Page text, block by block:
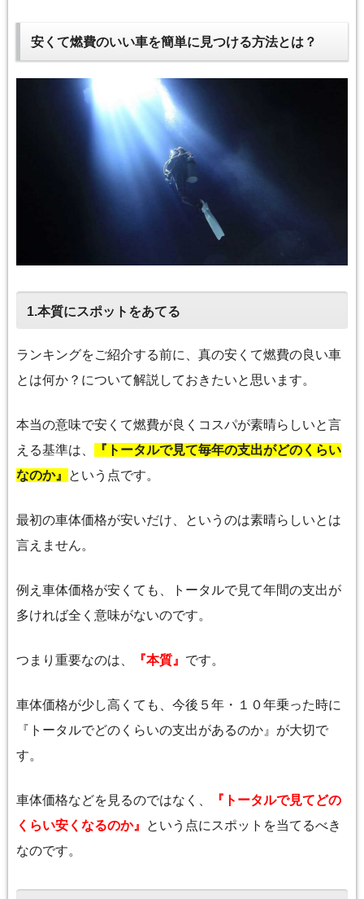
安くて燃費のいい車を簡単に見つける方法とは？
1.本質にスポットをあてる
ランキングをご紹介する前に、真の安くて燃費の良い車
とは何か？について解説しておきたいと思います。
本当の意味で安くて燃費が良くコスパが素晴らしいと言
える基準は、
『トータルで見て毎年の支出がどのくらい
なのか』
という点です。
最初の車体価格が安いだけ、というのは素晴らしいとは
言えません。
例え車体価格が安くても、トータルで見て年間の支出が
多ければ全く意味がないのです。
つまり重要なのは、 『本質』 です。
車体価格が少し高くても、今後５年・１０年乗った時に
『トータルでどのくらいの支出があるのか』が大切で
す。
車体価格などを見るのではなく、
『トータルで見てどの
くらい安くなるのか』
という点にスポットを当てるべき
なのです。